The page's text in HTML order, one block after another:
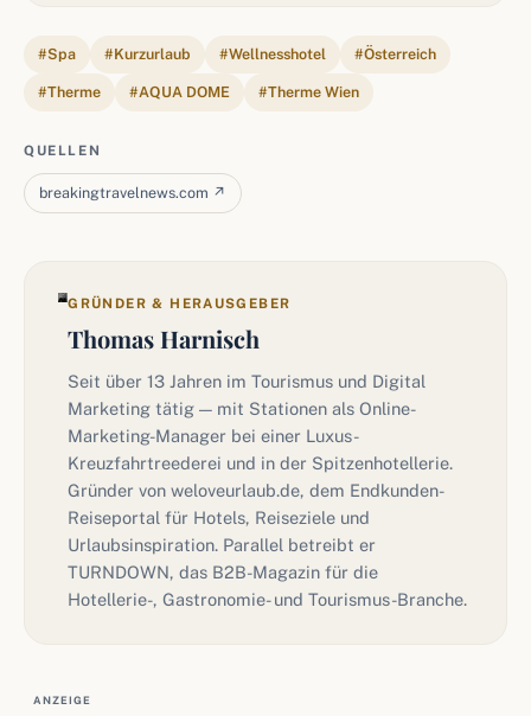
#Spa #Kurzurlaub #Wellnesshotel #Österreich
#Therme #AQUA DOME #Therme Wien
QUELLEN
breakingtravelnews.com ↗
GRÜNDER & HERAUSGEBER
Thomas Harnisch
Seit über 13 Jahren im Tourismus und Digital
Marketing tätig — mit Stationen als Online-
Marketing-Manager bei einer Luxus-
Kreuzfahrtreederei und in der Spitzenhotellerie.
Gründer von weloveurlaub.de, dem Endkunden-
Reiseportal für Hotels, Reiseziele und
Urlaubsinspiration. Parallel betreibt er
TURNDOWN, das B2B-Magazin für die
Hotellerie-, Gastronomie- und Tourismus-Branche.
ANZEIGE